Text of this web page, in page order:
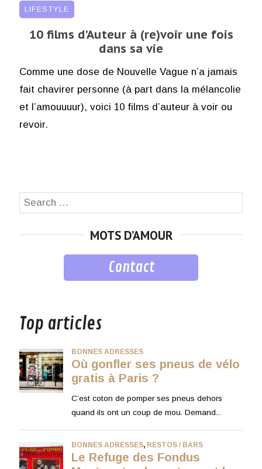
LIFESTYLE
10 films d’Auteur à (re)voir une fois
dans sa vie
Comme une dose de Nouvelle Vague n’a jamais
fait chavirer personne (à part dans la mélancolie
et l’amouuuur), voici 10 films d’auteur à voir ou
revoir.
Search
MOTS D’AMOUR
Contact
Top articles